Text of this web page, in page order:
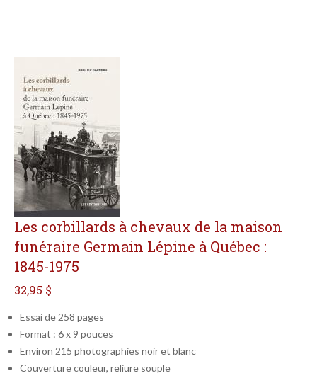
Les corbillards à chevaux de la maison
funéraire Germain Lépine à Québec :
1845-1975
32,95 $
Essai de 258 pages
Format : 6 x 9 pouces
Environ 215 photographies noir et blanc
Couverture couleur, reliure souple